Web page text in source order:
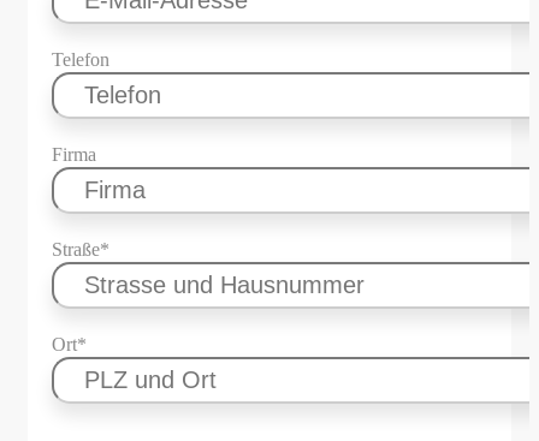
Telefon
Firma
Straße*
Ort*